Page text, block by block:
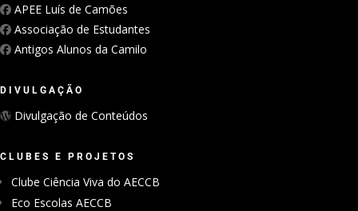
APEE Luís de Camões
Associação de Estudantes
Antigos Alunos da Camilo
DIVULGAÇÃO
Divulgação de Conteúdos
CLUBES E PROJETOS
Clube Ciência Viva do AECCB
Eco Escolas AECCB